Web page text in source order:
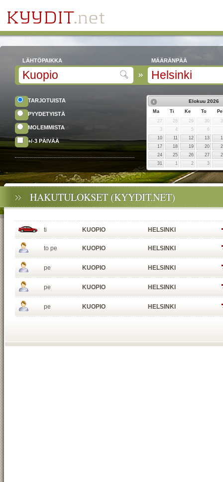
LÄHTÖPAIKKA MÄÄRÄNPÄÄ
TARJOTUISTA
PYYDETYISTÄ
MOLEMMISTA
+/-3 PÄIVÄÄ
Elokuu 2026
Ma Ti Ke To
Pe
27
28 29 30
3
4 5
6
10
11 12 13
17
18 19 20
24
25 26 27
31
1 2 3
HAKUTULOKSET (KYYDIT.NET)
ti KUOPIO HELSINKI
to pe KUOPIO HELSINKI
pe KUOPIO HELSINKI
pe KUOPIO HELSINKI
pe KUOPIO HELSINKI